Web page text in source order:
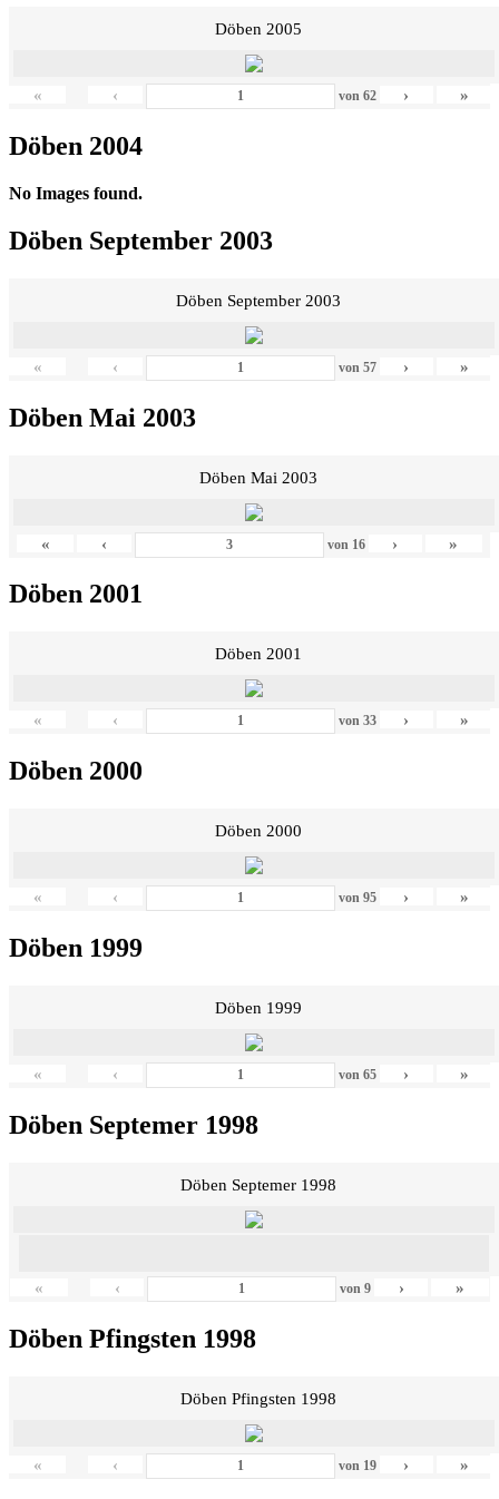
Döben 2005
« ‹ von 62 › »
Döben 2004
No Images found.
Döben September 2003
Döben September 2003
« ‹ von 57 › »
Döben Mai 2003
Döben Mai 2003
« ‹ von 16 › »
Döben 2001
Döben 2001
« ‹ von 33 › »
Döben 2000
Döben 2000
« ‹ von 95 › »
Döben 1999
Döben 1999
« ‹ von 65 › »
Döben Septemer 1998
Döben Septemer 1998
« ‹ von9 › »
Döben Pfingsten 1998
Döben Pfingsten 1998
« ‹ von 19 › »